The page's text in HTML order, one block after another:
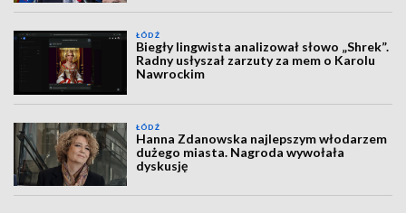
ŁÓDŹ
Biegły lingwista analizował słowo „Shrek”.
Radny usłyszał zarzuty za mem o Karolu
Nawrockim
ŁÓDŹ
Hanna Zdanowska najlepszym włodarzem
dużego miasta. Nagroda wywołała
dyskusję